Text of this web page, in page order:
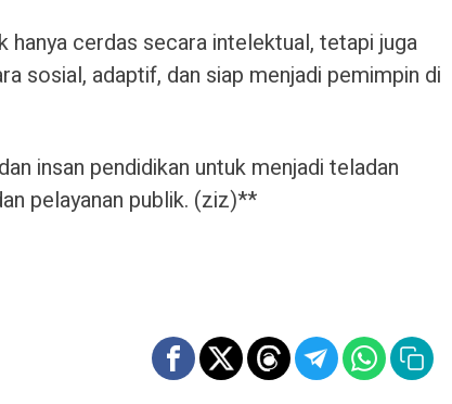
hanya cerdas secara intelektual, tetapi juga
sosial, adaptif, dan siap menjadi pemimpin di
insan pendidikan untuk menjadi teladan
pelayanan publik. (ziz)**